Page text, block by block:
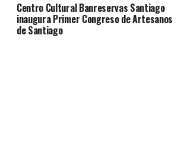
Centro Cultural Banreservas Santiago
inaugura Primer Congreso de Artesanos
de Santiago